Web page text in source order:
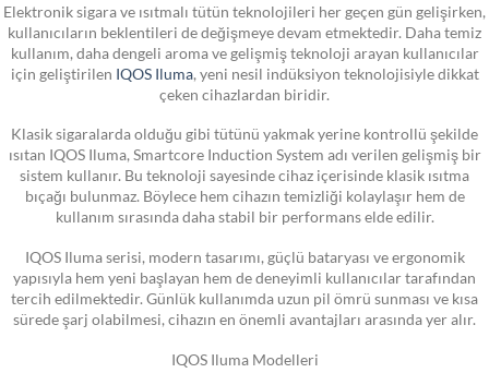
Elektronik sigara ve ısıtmalı tütün teknolojileri her geçen gün gelişirken,
kullanıcıların beklentileri de değişmeye devam etmektedir. Daha temiz
kullanım, daha dengeli aroma ve gelişmiş teknoloji arayan kullanıcılar
için geliştirilen IQOS Iluma, yeni nesil indüksiyon teknolojisiyle dikkat
çeken cihazlardan biridir.
Klasik sigaralarda olduğu gibi tütünü yakmak yerine kontrollü şekilde
ısıtan IQOS Iluma, Smartcore Induction System adı verilen gelişmiş bir
sistem kullanır. Bu teknoloji sayesinde cihaz içerisinde klasik ısıtma
bıçağı bulunmaz. Böylece hem cihazın temizliği kolaylaşır hem de
kullanım sırasında daha stabil bir performans elde edilir.
IQOS Iluma serisi, modern tasarımı, güçlü bataryası ve ergonomik
yapısıyla hem yeni başlayan hem de deneyimli kullanıcılar tarafından
tercih edilmektedir. Günlük kullanımda uzun pil ömrü sunması ve kısa
sürede şarj olabilmesi, cihazın en önemli avantajları arasında yer alır.
IQOS Iluma Modelleri